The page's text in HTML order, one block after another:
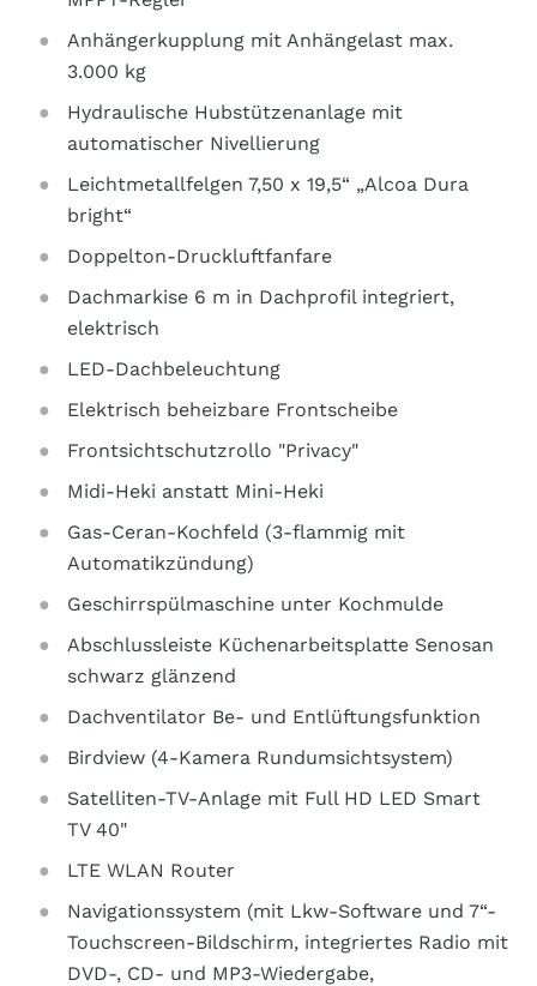
Anhängerkupplung mit Anhängelast max.
3.000 kg
Hydraulische Hubstützenanlage mit
automatischer Nivellierung
Leichtmetallfelgen 7,50 x 19,5“ „Alcoa Dura
bright“
Doppelton-Druckluftfanfare
Dachmarkise 6 m in Dachprofil integriert,
elektrisch
LED-Dachbeleuchtung
Elektrisch beheizbare Frontscheibe
Frontsichtschutzrollo "Privacy"
Midi-Heki anstatt Mini-Heki
Gas-Ceran-Kochfeld (3-flammig mit
Automatikzündung)
Geschirrspülmaschine unter Kochmulde
Abschlussleiste Küchenarbeitsplatte Senosan
schwarz glänzend
Dachventilator Be- und Entlüftungsfunktion
Birdview (4-Kamera Rundumsichtsystem)
Satelliten-TV-Anlage mit Full HD LED Smart
TV 40"
LTE WLAN Router
Navigationssystem (mit Lkw-Software und 7“-
Touchscreen-Bildschirm, integriertes Radio mit
DVD-, CD- und MP3-Wiedergabe,